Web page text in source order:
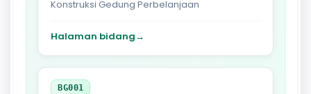
Konstruksi Gedung Perbelanjaan
Halaman bidang→
BG001